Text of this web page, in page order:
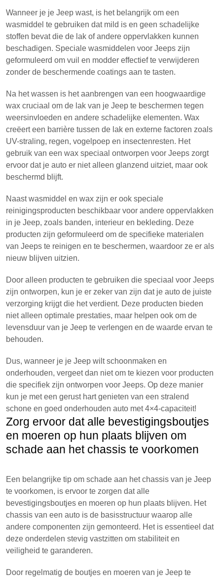
Wanneer je je Jeep wast, is het belangrijk om een
wasmiddel te gebruiken dat mild is en geen schadelijke
stoffen bevat die de lak of andere oppervlakken kunnen
beschadigen. Speciale wasmiddelen voor Jeeps zijn
geformuleerd om vuil en modder effectief te verwijderen
zonder de beschermende coatings aan te tasten.
Na het wassen is het aanbrengen van een hoogwaardige
wax cruciaal om de lak van je Jeep te beschermen tegen
weersinvloeden en andere schadelijke elementen. Wax
creëert een barrière tussen de lak en externe factoren zoals
UV-straling, regen, vogelpoep en insectenresten. Het
gebruik van een wax speciaal ontworpen voor Jeeps zorgt
ervoor dat je auto er niet alleen glanzend uitziet, maar ook
beschermd blijft.
Naast wasmiddel en wax zijn er ook speciale
reinigingsproducten beschikbaar voor andere oppervlakken
in je Jeep, zoals banden, interieur en bekleding. Deze
producten zijn geformuleerd om de specifieke materialen
van Jeeps te reinigen en te beschermen, waardoor ze er als
nieuw blijven uitzien.
Door alleen producten te gebruiken die speciaal voor Jeeps
zijn ontworpen, kun je er zeker van zijn dat je auto de juiste
verzorging krijgt die het verdient. Deze producten bieden
niet alleen optimale prestaties, maar helpen ook om de
levensduur van je Jeep te verlengen en de waarde ervan te
behouden.
Dus, wanneer je je Jeep wilt schoonmaken en
onderhouden, vergeet dan niet om te kiezen voor producten
die specifiek zijn ontworpen voor Jeeps. Op deze manier
kun je met een gerust hart genieten van een stralend
schone en goed onderhouden auto met 4×4-capaciteit!
Zorg ervoor dat alle bevestigingsboutjes
en moeren op hun plaats blijven om
schade aan het chassis te voorkomen
Een belangrijke tip om schade aan het chassis van je Jeep
te voorkomen, is ervoor te zorgen dat alle
bevestigingsboutjes en moeren op hun plaats blijven. Het
chassis van een auto is de basisstructuur waarop alle
andere componenten zijn gemonteerd. Het is essentieel dat
deze onderdelen stevig vastzitten om stabiliteit en
veiligheid te garanderen.
Door regelmatig de boutjes en moeren van je Jeep te